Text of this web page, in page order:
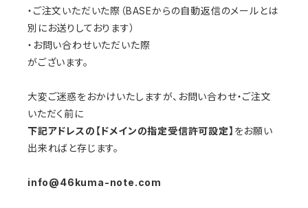
・ご注文いただいた際（BASEからの自動返信のメールとは
別にお送りしております）
・お問い合わせいただいた際
がございます。
大変ご迷惑をおかけいたしますが、お問い合わせ・ご注文
いただく前に
下記アドレスの【ドメインの指定受信許可設定】 をお願い
出来ればと存じます。
info@46kuma-note.com